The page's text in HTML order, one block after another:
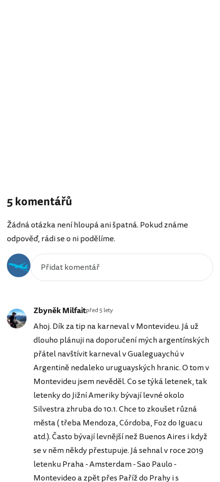
5 komentářů
Žádná otázka není hloupá ani špatná. Pokud známe
odpověď, rádi se o ni podělíme.
Zbyněk Milfaitpřed 5 lety
Ahoj. Dík za tip na karneval v Montevideu. Já už
dlouho plánuji na doporučení mých argentínských
přátel navštívit karneval v Gualeguaychú v
Argentině nedaleko uruguayských hranic. O tom v
Montevideu jsem nevěděl. Co se týká letenek, tak
letenky do Jižní Ameriky bývají levné okolo
Silvestra zhruba do 10.1. Chce to zkoušet různá
města ( třeba Mendoza, Córdoba, Foz do Iguacu
atd.). Často bývají levnější než Buenos Aires i když
se v něm někdy přestupuje. Já sehnal v roce 2019
letenku Praha - Amsterdam - Sao Paulo -
Montevideo a zpět přes Paříž do Prahy i s